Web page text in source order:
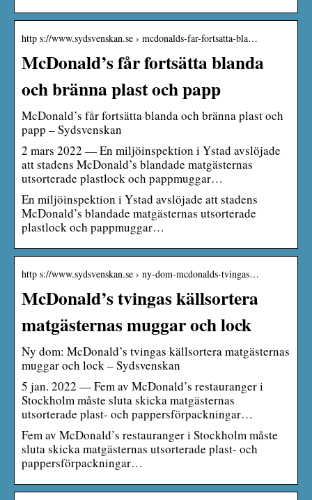
http s://www.sydsvenskan.se › mcdonalds-far-fortsatta-bla…
McDonald’s får fortsätta blanda
och bränna plast och papp
McDonald’s får fortsätta blanda och bränna plast och
papp – Sydsvenskan
2 mars 2022 — En miljöinspektion i Ystad avslöjade
att stadens McDonald’s blandade matgästernas
utsorterade plastlock och pappmuggar…
En miljöinspektion i Ystad avslöjade att stadens
McDonald’s blandade matgästernas utsorterade
plastlock och pappmuggar…
http s://www.sydsvenskan.se › ny-dom-mcdonalds-tvingas…
McDonald’s tvingas källsortera
matgästernas muggar och lock
Ny dom: McDonald’s tvingas källsortera matgästernas
muggar och lock – Sydsvenskan
5 jan. 2022 — Fem av McDonald’s restauranger i
Stockholm måste sluta skicka matgästernas
utsorterade plast- och pappersförpackningar…
Fem av McDonald’s restauranger i Stockholm måste
sluta skicka matgästernas utsorterade plast- och
pappersförpackningar…